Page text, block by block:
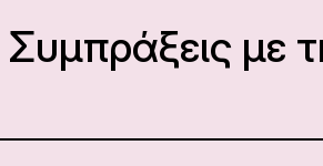
Συμπράξεις με